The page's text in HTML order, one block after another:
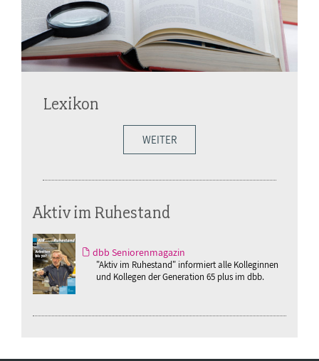
Lexikon
WEITER
Aktiv im Ruhestand
dbb Seniorenmagazin
"Aktiv im Ruhestand" informiert alle Kolleginnen
und Kollegen der Generation 65 plus im dbb.